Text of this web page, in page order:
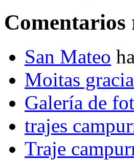
Comentarios
San Mateo
Moitas
Galería de
trajes
Traje